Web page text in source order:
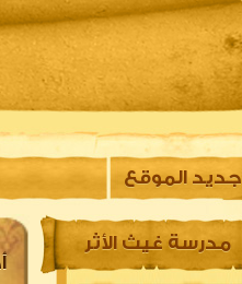
الصفحه الرئيسية
جديد الموقع
مدرسة غيث الأثر